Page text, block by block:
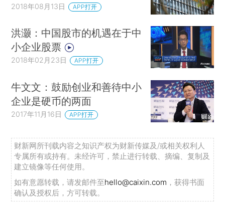
2018年08月13日 APP打开
洪灏：中国股市的机遇在于中
小企业股票
2018年02月23日 APP打开
牛文文：鼓励创业和善待中小
企业是硬币的两面
2017年11月16日 APP打开
财新网所刊载内容之知识产权为财新传媒及/或相关权利人
专属所有或持有。未经许可，禁止进行转载、摘编、复制及
建立镜像等任何使用。
如有意愿转载，请发邮件至hello@caixin.com ，获得书面
确认及授权后，方可转载。